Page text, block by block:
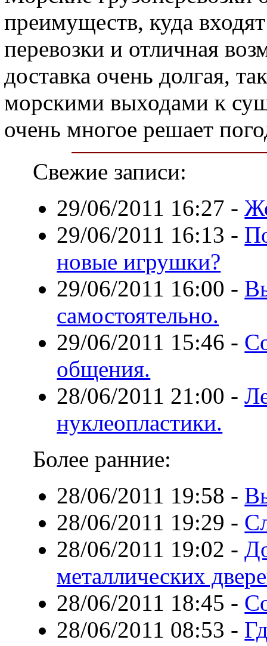
преимуществ, куда
перевозки и отличная
доставка очень долгая,
морскими выходами к
очень многое решает
Свежие записи:
29/06/2011 16:27 -
29/06/2011 16:13 -
новые игрушки?
29/06/2011 16:00 -
самостоятельно.
29/06/2011 15:46 -
общения.
28/06/2011 21:00 -
нуклеопластики.
Более ранние:
28/06/2011 19:58 -
28/06/2011 19:29 -
28/06/2011 19:02 -
металлических
28/06/2011 18:45 -
28/06/2011 08:53 -